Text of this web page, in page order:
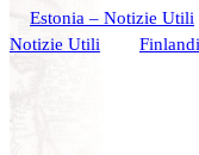
Estonia – Notizie Utili
Notizie Utili